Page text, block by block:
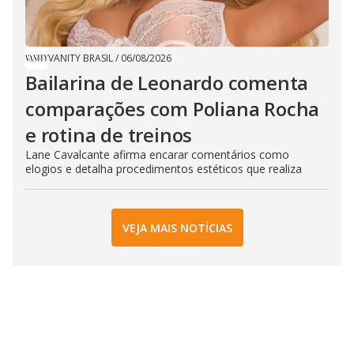
VANITY BRASIL/ 06/08/2026
Bailarina de Leonardo comenta
comparações com Poliana Rocha
e rotina de treinos
Lane Cavalcante afirma encarar comentários como
elogios e detalha procedimentos estéticos que realiza
VEJA MAIS NOTÍCIAS